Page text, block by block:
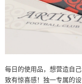
每日的使用品，想营造自
致有惊喜感！独一专属的